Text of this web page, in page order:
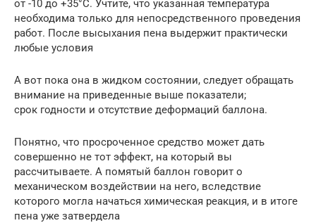
от -10 до +35°C. Учтите, что указанная температура
необходима только для непосредственного проведения
работ. После высыхания пена выдержит практически
любые условия
А вот пока она в жидком состоянии, следует обращать
внимание на приведенные выше показатели;
срок годности и отсутствие деформаций баллона.
Понятно, что просроченное средство может дать
совершенно не тот эффект, на который вы
рассчитываете. А помятый баллон говорит о
механическом воздействии на него, вследствие
которого могла начаться химическая реакция, и в итоге
пена уже затвердела